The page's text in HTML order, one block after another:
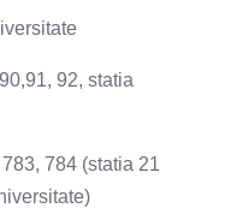
92, statia
784 (statia 21